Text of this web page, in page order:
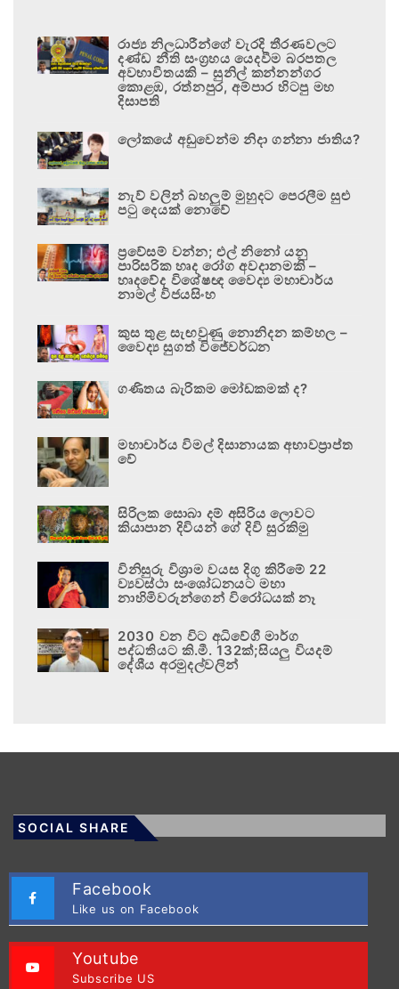
රාජ්‍ය නිලධාරීන්ගේ වැරදි තීරණවලට
දණ්ඩ නීති සංග්‍රහය යෙදවීම බරපතල
අවභාවිතයකි – සුනිල් කන්නන්ගර
කොළඹ, රත්නපුර, අම්පාර හිටපු මහ
දිසාපති
ලෝකයේ අඩුවෙන්ම නිදා ගන්නා ජාතිය?
නැව් වලින් බහලුම් මුහුදට පෙරලීම සුළු
පටු දෙයක් නොවේ
ප්‍රවේසම් වන්න; එල් නිනෝ යනු
පාරිසරික හෘද රෝග අවදානමකි –
හෘදවේද විශේෂඥ වෛද්‍ය මහාචාර්ය
නාමල් විජයසිංහ
කුස තුළ සැඟවුණු නොනිදන කම්හල –
වෛද්‍ය සුගත් විජේවර්ධන
ගණිතය බැරිකම මෝඩකමක් ද?
මහාචාර්ය විමල් දිසානායක අභාවප්‍රාප්ත
වේ
සිරිලක සොබා දම් අසිරිය ලොවට
කියාපාන දිවියන් ගේ දිවි සුරකිමු
විනිසුරු විශ්‍රාම වයස දිගු කිරීමේ 22
ව්‍යවස්ථා සංශෝධනයට මහා
නාහිමිවරුන්ගෙන් විරෝධයක් නෑ
2030 වන විට අධිවේගී මාර්ග
පද්ධතියට කි.මී. 132ක්;සියලු වියදම්
දේශීය අරමුදල්වලින්
SOCIAL SHARE
Facebook
Like us on Facebook
Youtube
Subscribe US